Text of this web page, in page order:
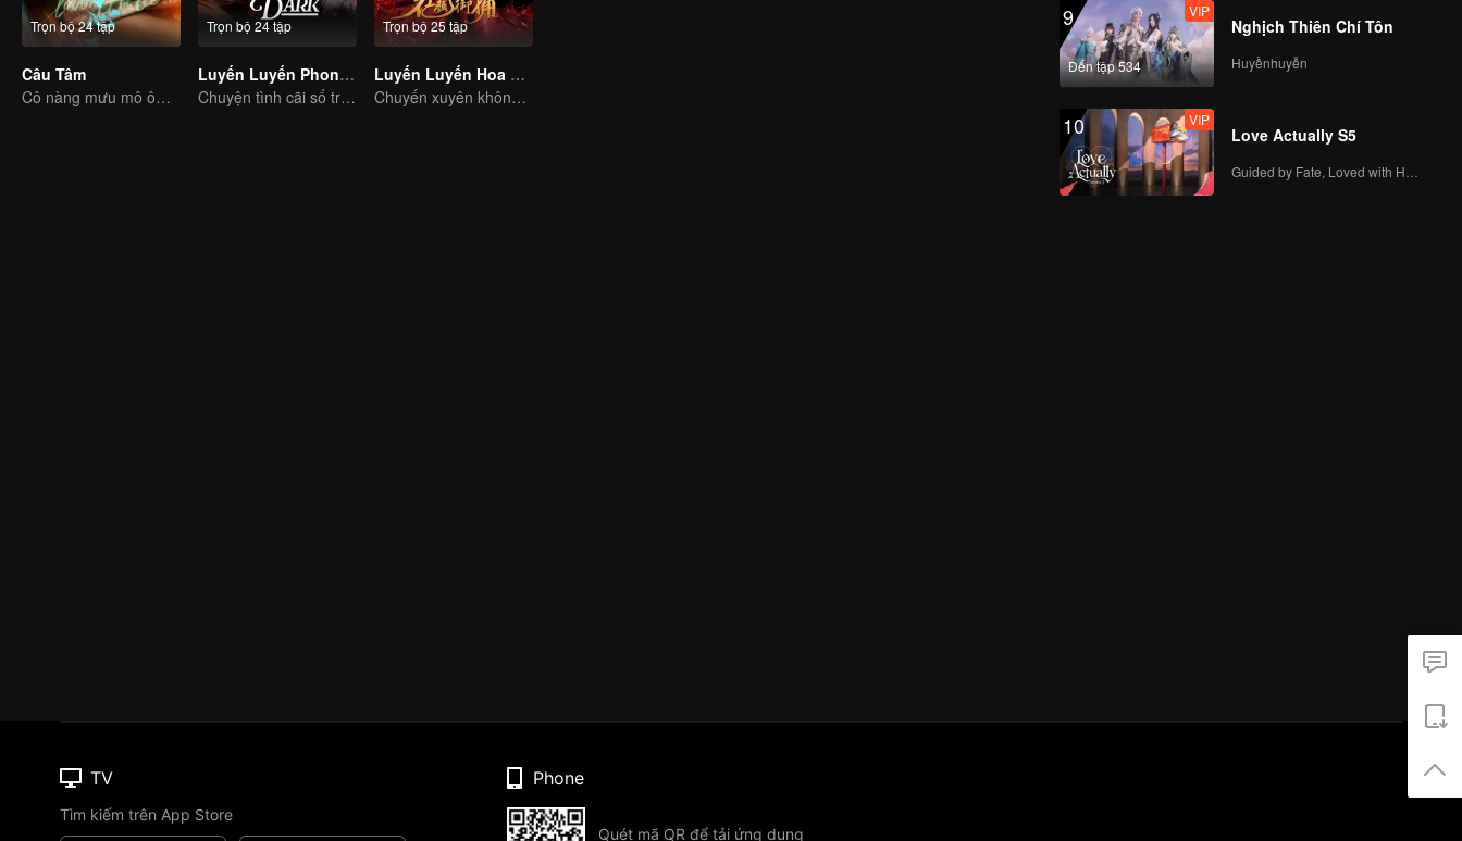
Trọn bộ 24 tập
Câu Tâm
Cô nàng mưu mô ôm hận báo thù phải lòng chàng thiếu gia bất hảo
Trọn bộ 24 tập
Luyến Luyến Phong Lăng Độ
Chuyện tình cãi số trời! Ma tôn theo đuổi nàng tiểu tiên
Trọn bộ 25 tập
Luyến Luyến Hoa Nhan Ngự Bổ
Chuyến xuyên không của cô gái theo đuổi bốn chàng đẹp trai
9
Đến tập 534
VIP
Nghịch Thiên Chí Tôn
Huyềnhuyễn
10 VIP
Love Actually S5
TV
Tìm kiếm trên App Store
Phone
Quét mã QR để tải ứng dụng